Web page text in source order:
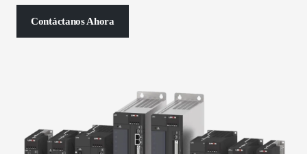
Contáctanos Ahora